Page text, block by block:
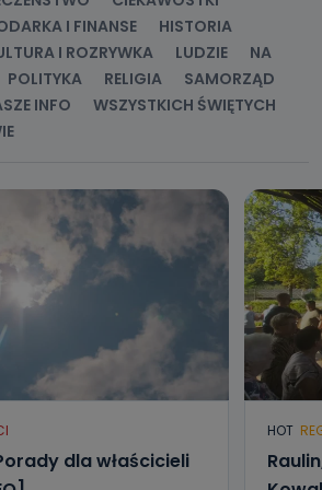
pracownicy i współpracownicy
administratora w jego
się z inspektorem
I FINANSE
HISTORIA
I ROZRYWKA LUDZIE
NA
POLITYKA RELIGIA
SAMORZĄD
INFO
WSZYSTKICH ŚWIĘTYCH
dla właścicieli
HOT